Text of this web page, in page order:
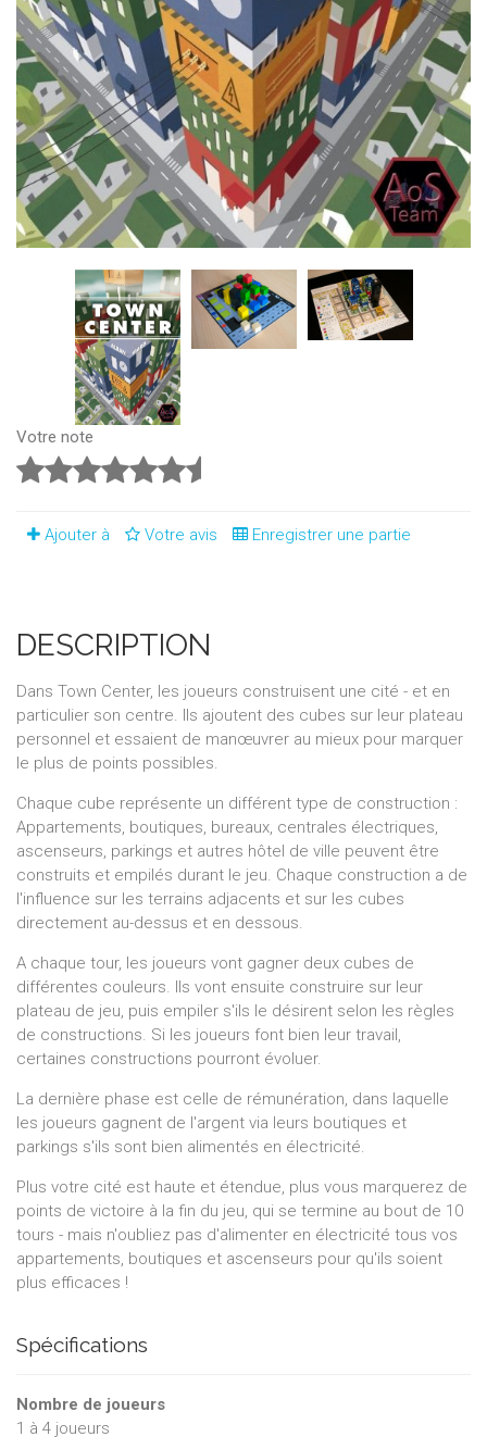
Votre note
Ajouter à Votre avis Enregistrer une partie
DESCRIPTION
Dans Town Center, les joueurs construisent une cité - et en
particulier son centre. Ils ajoutent des cubes sur leur plateau
personnel et essaient de manœuvrer au mieux pour marquer
le plus de points possibles.
Chaque cube représente un différent type de construction :
Appartements, boutiques, bureaux, centrales électriques,
ascenseurs, parkings et autres hôtel de ville peuvent être
construits et empilés durant le jeu. Chaque construction a de
l'influence sur les terrains adjacents et sur les cubes
directement au-dessus et en dessous.
A chaque tour, les joueurs vont gagner deux cubes de
différentes couleurs. Ils vont ensuite construire sur leur
plateau de jeu, puis empiler s'ils le désirent selon les règles
de constructions. Si les joueurs font bien leur travail,
certaines constructions pourront évoluer.
La dernière phase est celle de rémunération, dans laquelle
les joueurs gagnent de l'argent via leurs boutiques et
parkings s'ils sont bien alimentés en électricité.
Plus votre cité est haute et étendue, plus vous marquerez de
points de victoire à la fin du jeu, qui se termine au bout de 10
tours - mais n'oubliez pas d'alimenter en électricité tous vos
appartements, boutiques et ascenseurs pour qu'ils soient
plus efficaces !
Spécifications
Nombre de joueurs
1 à 4 joueurs